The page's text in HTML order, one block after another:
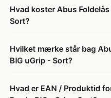
Hvad koster Abus
Sort?
Hvilket mærke står bag
BIG uGrip - Sort?
Hvad er EAN / Produktid